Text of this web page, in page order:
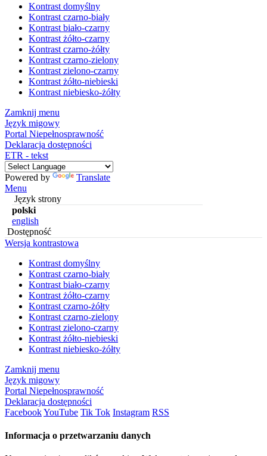
Kontrast domyślny
Kontrast czarno-biały
Kontrast biało-czarny
Kontrast żółto-czarny
Kontrast czarno-żółty
Kontrast czarno-zielony
Kontrast zielono-czarny
Kontrast żółto-niebieski
Kontrast niebiesko-żółty
Zamknij menu
Język migowy
Portal Niepełnosprawność
Deklaracja dostępności
ETR - tekst
Powered by
Translate
Menu
Język strony
polski
english
Dostępność
Wersja kontrastowa
Kontrast domyślny
Kontrast czarno-biały
Kontrast biało-czarny
Kontrast żółto-czarny
Kontrast czarno-żółty
Kontrast czarno-zielony
Kontrast zielono-czarny
Kontrast żółto-niebieski
Kontrast niebiesko-żółty
Zamknij menu
Język migowy
Portal Niepełnosprawność
Deklaracja dostępności
FacebookYouTube Tik Tok Instagram RSS
Informacja o przetwarzaniu danych